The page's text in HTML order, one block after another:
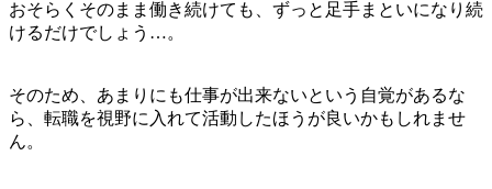
おそらくそのまま働き続けても、ずっと足手まといになり続
けるだけでしょう…。
そのため、あまりにも仕事が出来ないという自覚があるな
ら、転職を視野に入れて活動したほうが良いかもしれませ
ん。